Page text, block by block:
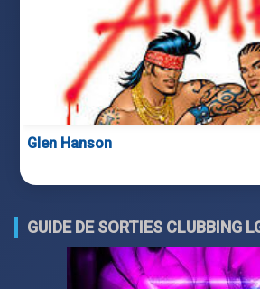
Glen Hanson
GUIDE DE SORTIES CLUBBING